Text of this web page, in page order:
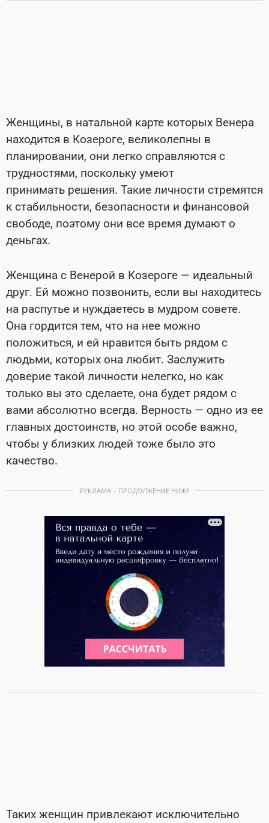
Женщины, в натальной карте которых Венера
находится в Козероге, великолепны в
планировании, они легко справляются с
трудностями, поскольку умеют
принимать решения. Такие личности стремятся
к стабильности, безопасности и финансовой
свободе, поэтому они все время думают о
деньгах.
Женщина с Венерой в Козероге — идеальный
друг. Ей можно позвонить, если вы находитесь
на распутье и нуждаетесь в мудром совете.
Она гордится тем, что на нее можно
положиться, и ей нравится быть рядом с
людьми, которых она любит. Заслужить
доверие такой личности нелегко, но как
только вы это сделаете, она будет рядом с
вами абсолютно всегда. Верность — одно из ее
главных достоинств, но этой особе важно,
чтобы у близких людей тоже было это
качество.
РЕКЛАМА – ПРОДОЛЖЕНИЕ НИЖЕ
Таких женщин привлекают исключительно